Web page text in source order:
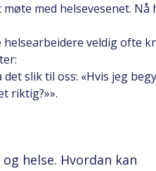
med helsevesenet.
veldig ofte
slik til oss: «Hvis jeg
riktig?»».
helse. Hvordan kan